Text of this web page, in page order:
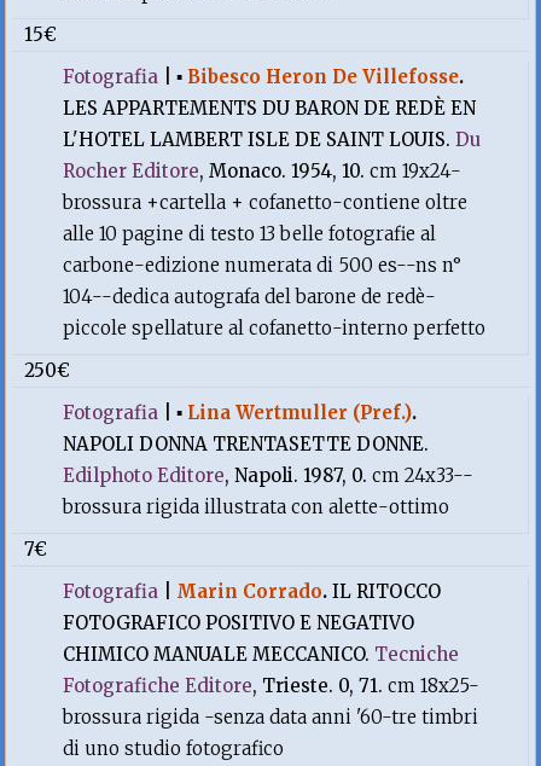
15€
Fotografia |▪ Bibesco Heron De Villefosse.
LES APPARTEMENTS DU BARON DE REDÈ EN
L'HOTEL LAMBERT ISLE DE SAINT LOUIS.Du
Rocher Editore, Monaco. 1954, 10.cm 19x24-
brossura +cartella + cofanetto-contiene oltre
alle 10 pagine di testo 13 belle fotografie al
carbone-edizione numerata di 500 es--ns n°
104--dedica autografa del barone de redè-
piccole spellature al cofanetto-interno perfetto
250€
Fotografia |▪ Lina Wertmuller (Pref.).
NAPOLI DONNA TRENTASETTE DONNE.
Edilphoto Editore, Napoli. 1987, 0.cm 24x33--
brossura rigida illustrata con alette-ottimo
7€
Fotografia
Marin Corrado.IL RITOCCO
FOTOGRAFICO POSITIVO E NEGATIVO
CHIMICO MANUALE MECCANICO. Tecniche
Fotografiche Editore, Trieste. 0, 71.cm 18x25-
brossura rigida -senza data anni '60-tre timbri
di uno studio fotografico